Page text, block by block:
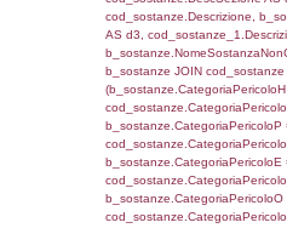
JOIN